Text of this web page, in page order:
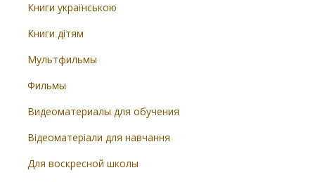
Книги українською
Книги дітям
Мультфильмы
Фильмы
Видеоматериалы для обучения
Відеоматеріали для навчання
Для воскресной школы